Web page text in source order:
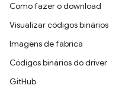
Como fazer o download
Visualizar códigos binários
Imagens de fábrica
Códigos binários do driver
GitHub